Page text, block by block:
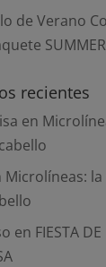
de Verano
SUMMER
recientes
en
Microlíneas:
en FIESTA